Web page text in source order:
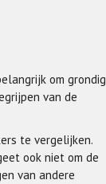
om grondig
van de
te vergelijken.
ook niet om de
van andere